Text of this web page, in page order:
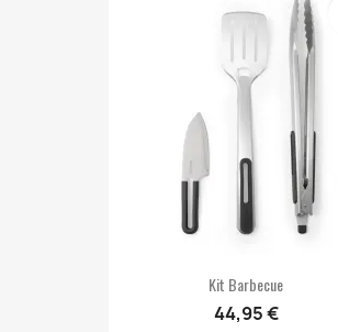
Kit Barbecue
44,95 €